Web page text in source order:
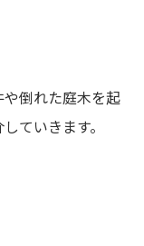
倒れた庭木を起
ていきます。